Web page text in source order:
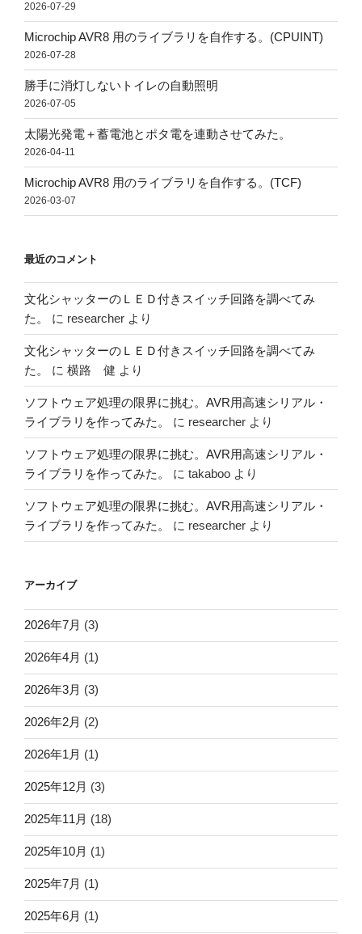
2026-07-29
Microchip AVR8 用のライブラリを自作する。(CPUINT)
2026-07-28
勝手に消灯しないトイレの自動照明
2026-07-05
太陽光発電＋蓄電池とポタ電を連動させてみた。
2026-04-11
Microchip AVR8 用のライブラリを自作する。(TCF)
2026-03-07
最近のコメント
文化シャッターのＬＥＤ付きスイッチ回路を調べてみ
た。
に researcher より
文化シャッターのＬＥＤ付きスイッチ回路を調べてみ
た。
に 横路 健 より
ソフトウェア処理の限界に挑む。AVR用高速シリアル・
ライブラリを作ってみた。
に researcher より
ソフトウェア処理の限界に挑む。AVR用高速シリアル・
ライブラリを作ってみた。
に takaboo より
ソフトウェア処理の限界に挑む。AVR用高速シリアル・
ライブラリを作ってみた。
に researcher より
アーカイブ
2026年7月 (3)
2026年4月 (1)
2026年3月 (3)
2026年2月 (2)
2026年1月 (1)
2025年12月 (3)
2025年11月 (18)
2025年10月 (1)
2025年7月 (1)
2025年6月 (1)